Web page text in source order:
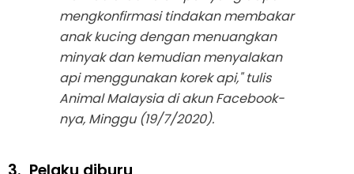
mengkonfirmasi tindakan membakar
anak kucing dengan menuangkan
minyak dan kemudian menyalakan
api menggunakan korek api," tulis
Animal Malaysia di akun Facebook-
nya, Minggu (19/7/2020).